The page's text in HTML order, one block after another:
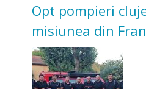
Opt pompieri
misiunea din
incendii de